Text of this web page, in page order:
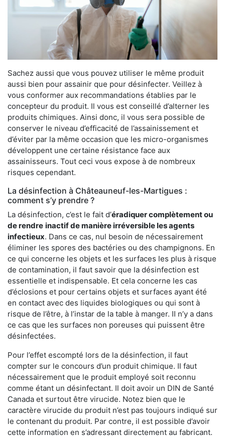
Sachez aussi que vous pouvez utiliser le même produit
aussi bien pour assainir que pour désinfecter. Veillez à
vous conformer aux recommandations établies par le
concepteur du produit. Il vous est conseillé d’alterner les
produits chimiques. Ainsi donc, il vous sera possible de
conserver le niveau d’efficacité de l’assainissement et
d’éviter par la même occasion que les micro-organismes
développent une certaine résistance face aux
assainisseurs. Tout ceci vous expose à de nombreux
risques cependant.
La désinfection à Châteauneuf-les-Martigues :
comment s’y prendre ?
La désinfection, c’est le fait d’éradiquer complètement ou
de rendre inactif de manière irréversible les agents
infectieux. Dans ce cas, nul besoin de nécessairement
éliminer les spores des bactéries ou des champignons. En
ce qui concerne les objets et les surfaces les plus à risque
de contamination, il faut savoir que la désinfection est
essentielle et indispensable. Et cela concerne les cas
d’éclosions et pour certains objets et surfaces ayant été
en contact avec des liquides biologiques ou qui sont à
risque de l’être, à l’instar de la table à manger. II n’y a dans
ce cas que les surfaces non poreuses qui puissent être
désinfectées.
Pour l’effet escompté lors de la désinfection, il faut
compter sur le concours d’un produit chimique. Il faut
nécessairement que le produit employé soit reconnu
comme étant un désinfectant. Il doit avoir un DIN de Santé
Canada et surtout être virucide. Notez bien que le
caractère virucide du produit n’est pas toujours indiqué sur
le contenant du produit. Par contre, il est possible d’avoir
cette information en s’adressant directement au fabricant.